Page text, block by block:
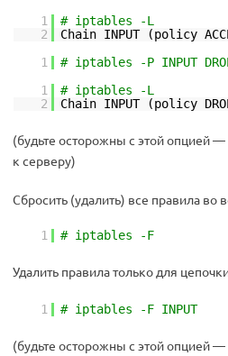
1
# iptables -L
2
Chain INPUT (policy
1
# iptables -P INPUT
1
# iptables -L
2
Chain INPUT (policy
(будьте осторожны с этой опцией
к серверу)
Сбросить (удалить) все правила во
1 # iptables -F
Удалить правила только для
1 # iptables -F INPUT
(будьте осторожны с этой опцией